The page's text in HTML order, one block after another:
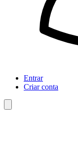
Entrar
Criar conta